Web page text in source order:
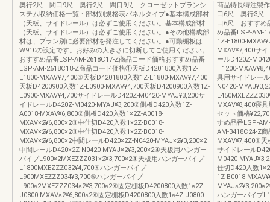
奥行2尺 間口9尺 奥行2尺 間口9尺 クローゼットプランシ
ステム収納価格一覧・部材別規格表パネルタイプ●基本構成部材
（天板、サイドレール）は必ずご使用ください。基本構成部材
（天板、サイドレール）は必ずご使用ください。●その他構成部
材は、プラン別に必要部材を発注してください。●可動棚板は
W910の設定です。お好みの大きさに切断してご使用ください。
おすすめ品番LSP-AM-2618C17-Z商品コード価格おすすめ品番
LSP-AM-2618C18-Z商品コード価格①天板D4201800入数1Z-
E1800-MXAV¥7,400①天板D4201800入数1Z-E1800-MXAV¥7,400
天板D4200900入数1Z-E0900-MXAV¥4,700天板D4200900入数1Z-
E0900-MXAV¥4,700サイドレールD420Z-M0420-MYAJ¥3,200サ
イドレールD420Z-M0420-MYAJ¥3,200②側板D420入数1Z-
A0018-MXAV¥6,800②側板D420入数1×2Z-A0018-
MXAV×2¥6,800×2③中仕切D420入数1×2Z-B0018-
MXAV×2¥6,800×2③中仕切D420入数1×2Z-B0018-
MXAV×2¥6,800×2中間レールD420×2Z-N0420-MYAJ×2¥3,200×2
中間レールD420×2Z-N0420-MYAJ×2¥3,200×2④天板用ハンガー
パイプL900×2MXEZZZ031×2¥3,700×2④天板用ハンガーパイプ
L1800MXEZZZ032¥4,700⑤ハンガーパイプ
L900MXEZZZ034¥3,700⑤ハンガーパイプ
L900×2MXEZZZ034×2¥3,700×2⑥固定棚板D4200800入数1×2Z-
J0800-MXAV×2¥6,800×2⑥固定棚板D4200800入数1×4Z-J0800-
商品特長特注製
口6尺 奥行3尺
口6尺 おすすめ
め品番LSP-AM-
1Z-E1800-
MXAV¥7,400サ
ールD420Z-
H1200-
具用サイドレー
N0420-
MXAV¥8,400寝
セット価格
すめ品番LSP-
AM-3418C24-Z
MXAV¥7,400①天
サイドレール
M0420-
仕切D420入数
1Z-B0018-
ハンガーパイプ